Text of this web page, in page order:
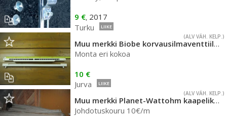
9 €, 2017
Turku
LIIKE
(ALV VÄH. KELP.)
Muu merkki Biobe korvausilmaventtiilejä
Monta eri kokoa
10 €
Jurva
LIIKE
(ALV VÄH. KELP.)
Muu merkki Planet-Wattohm kaapelikouru
Johdotuskouru 10€/m